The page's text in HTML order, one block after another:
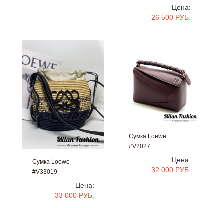
Цена:
26 500 РУБ.
Сумка Loewe
#V33019
Цена:
33 000 РУБ.
Сумка Loewe
#V2027
Цена:
32 000 РУБ.